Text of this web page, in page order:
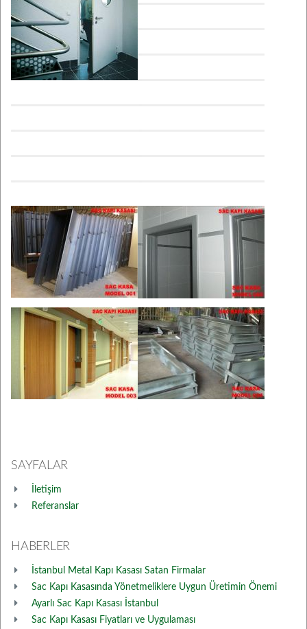
SAYFALAR
İletişim
Referanslar
HABERLER
İstanbul Metal Kapı Kasası Satan Firmalar
Sac Kapı Kasasında Yönetmeliklere Uygun Üretimin Önemi
Ayarlı Sac Kapı Kasası İstanbul
Sac Kapı Kasası Fiyatları ve Uygulaması